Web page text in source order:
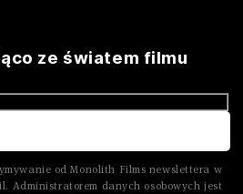
ze światem filmu
od Monolith Films newslettera w
Administratorem danych osobowych jest